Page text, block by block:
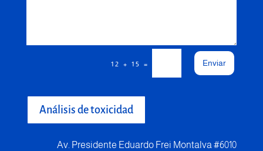
12 + 15 = Enviar
Análisis de toxicidad
Av. Presidente Eduardo Frei Montalva #6010